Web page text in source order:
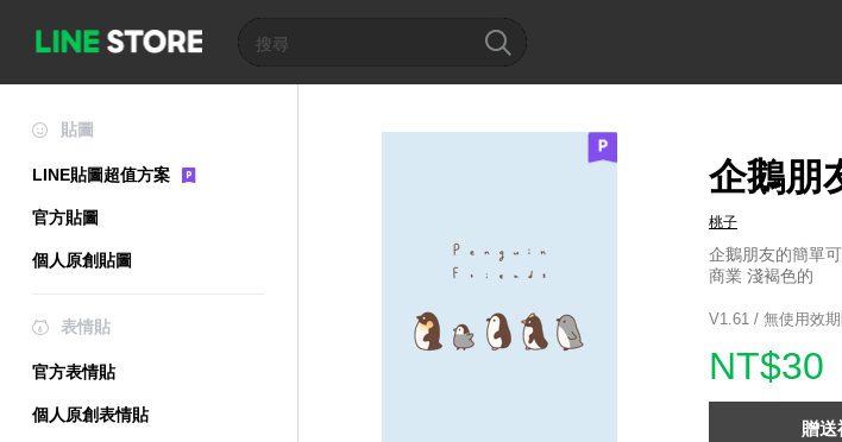
貼圖
LINE貼圖超值方案
官方貼圖
個人原創貼圖
表情貼
官方表情貼
個人原創表情貼
企鵝朋
桃子
企鵝朋友的簡單
商業 淺褐色的
V1.61 / 無使用效期
NT$30
贈